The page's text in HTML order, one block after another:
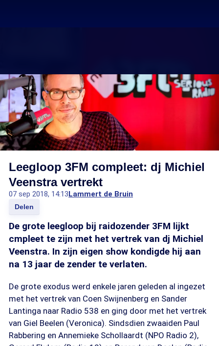
Leegloop 3FM compleet: dj Michiel
Veenstra vertrekt
07 sep 2018, 14:13Lammert de Bruin
Delen
De grote leegloop bij raidozender 3FM lijkt
cmpleet te zijn met het vertrek van dj Michiel
Veenstra. In zijn eigen show kondigde hij aan
na 13 jaar de zender te verlaten.
De grote exodus werd enkele jaren geleden al ingezet
met het vertrek van Coen Swijnenberg en Sander
Lantinga naar Radio 538 en ging door met het vertrek
van Giel Beelen (Veronica). Sindsdien zwaaiden Paul
Rabbering en Annemieke Schollaardt (NPO Radio 2),